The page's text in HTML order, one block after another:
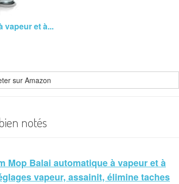
vapeur et à...
sur Amazon
notés
Mop Balai automatique à vapeur et à
vapeur, assainit, élimine taches